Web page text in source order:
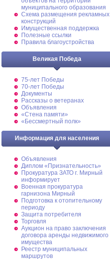
муниципального образования
Схема размещения рекламных
конструкций
Имущественная поддержка
Полезные ссылки
Правила благоустройства
Великая Победа
75-лет Победы
70-лет Победы
Документы
Рассказы о ветеранах
Объявления
«Стена памяти»
«Бессмертный полк»
Информация для населения
Объявления
Диплом «Признательность»
Прокуратура ЗАТО г. Мирный
информирует
Военная прокуратура
гарнизона Мирный
Подготовка к отопительному
периоду
Защита потребителя
Торговля
Аукцион на право заключения
договора аренды недвижимого
имущества
Реестр муниципальных
маршрутов